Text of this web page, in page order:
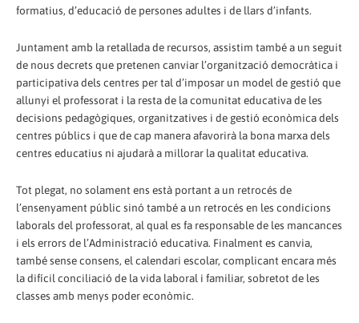
formatius, d’educació de persones adultes i de llars d’infants.
Juntament amb la retallada de recursos, assistim també a un seguit
de nous decrets que pretenen canviar l’organització democràtica i
participativa dels centres per tal d’imposar un model de gestió que
allunyi el professorat i la resta de la comunitat educativa de les
decisions pedagògiques, organitzatives i de gestió econòmica dels
centres públics i que de cap manera afavorirà la bona marxa dels
centres educatius ni ajudarà a millorar la qualitat educativa.
Tot plegat, no solament ens està portant a un retrocés de
l’ensenyament públic sinó també a un retrocés en les condicions
laborals del professorat, al qual es fa responsable de les mancances
i els errors de l’Administració educativa. Finalment es canvia,
també sense consens, el calendari escolar, complicant encara més
la difícil conciliació de la vida laboral i familiar, sobretot de les
classes amb menys poder econòmic.